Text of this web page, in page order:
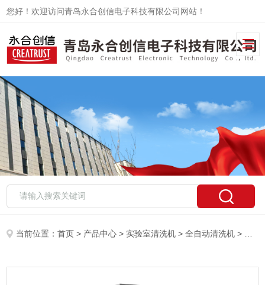
您好！欢迎访问青岛永合创信电子科技有限公司网站！
当前位置：首页 > 产品中心 > 实验室清洗机 >全自动清洗机 > CTLW-380全自动器皿清洗机